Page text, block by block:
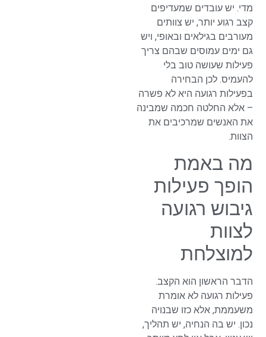
מדי. יש עובדים שמעדיפים
קצב רגוע יותר, יש צוותים
מעורבים בגילאים ובאופי, ויש
גם ימים עמוסים שבהם צריך
פעילות שעושה טוב בלי
להעמיס. לכן הבחירה
בפעילות רגועה היא לא פשרה
– אלא החלטה חכמה שמבינה
את האנשים שמרכיבים את
הצוות.
מה באמת
הופך פעילות
גיבוש רגועה
לצוות
למוצלחת
הדבר הראשון הוא הקצב.
פעילות רגועה לא אומרת
משעממת, אלא כזו שבנויה
נכון. יש בה הנחיה, יש תהליך,